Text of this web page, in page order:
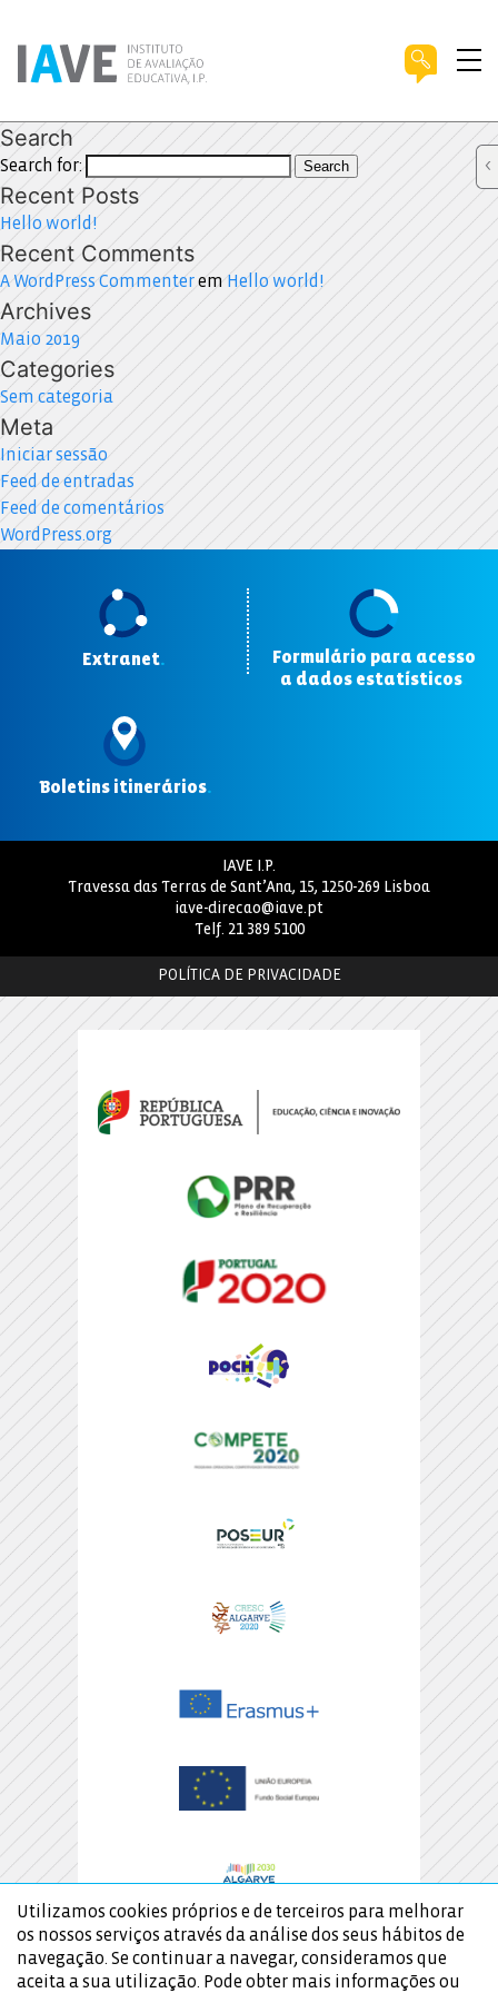
Search
Search for: Search
Recent Posts
Hello world!
Recent Comments
A WordPress Commenterem Hello world!
Archives
Maio 2019
Categories
Sem categoria
Meta
Iniciar sessão
Feed de entradas
Feed de comentários
WordPress.org
Extranet.
Formulário para acesso
a dados estatísticos
Boletins itinerários.
IAVE I.P.
Travessa das Terras de Sant’Ana, 15, 1250-269 Lisboa
iave-direcao@iave.pt
Telf. 21 389 5100
POLÍTICA DE PRIVACIDADE
Utilizamos cookies próprios e de terceiros para melhorar
os nossos serviços através da análise dos seus hábitos de
navegação. Se continuar a navegar, consideramos que
aceita a sua utilização. Pode obter mais informações ou